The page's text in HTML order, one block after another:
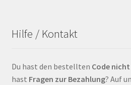
Hilfe / Kontakt
Du hast den bestellten Code
hast Fragen zur Bezahlung? Auf